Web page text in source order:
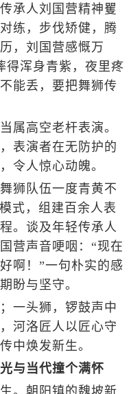
承人刘国营精神矍
练，步伐矫健，腾
，刘国营感慨万
得浑身青紫，夜里疼
能丢，要把舞狮传
高空老杆表演。
表演者在无防护的
令人惊心动魄。
队伍一度青黄不
式，组建百余人表
。谈及年轻传承人
营声音哽咽：“现在
啊！”一句朴实的感
盼与坚守。
头狮，锣鼓声中
河洛匠人以匠心守
中焕发新生。
与当代撞个满怀
。朝阳镇的魏坡新